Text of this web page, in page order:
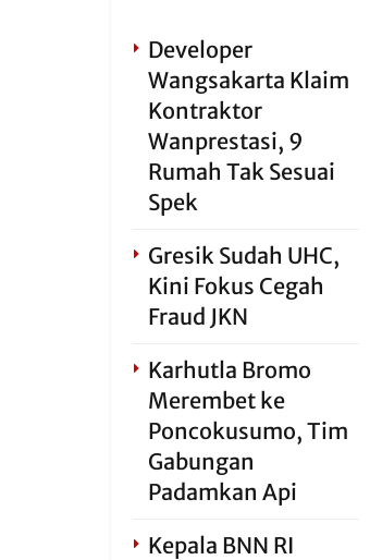
Developer
Wangsakarta Klaim
Kontraktor
Wanprestasi, 9
Rumah Tak Sesuai
Spek
Gresik Sudah UHC,
Kini Fokus Cegah
Fraud JKN
Karhutla Bromo
Merembet ke
Poncokusumo, Tim
Gabungan
Padamkan Api
Kepala BNN RI